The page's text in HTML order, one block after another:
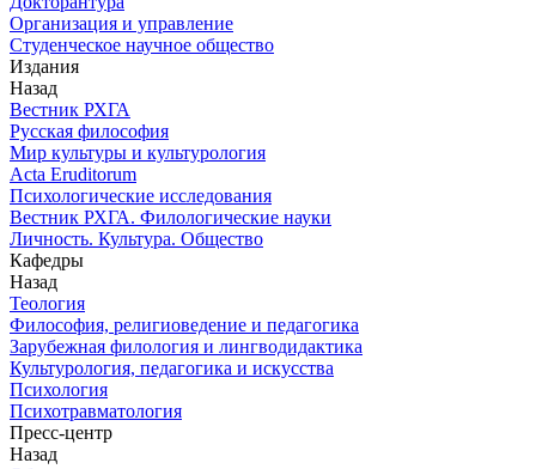
Организация и управление
Студенческое научное общество
Издания
Назад
Вестник РХГА
Русская философия
Мир культуры и культурология
Acta Eruditorum
Психологические исследования
Вестник РХГА. Филологические науки
Личность. Культура. Общество
Кафедры
Назад
Теология
Философия, религиоведение и педагогика
Зарубежная филология и лингводидактика
Культурология, педагогика и искусства
Психология
Психотравматология
Пресс-центр
Назад